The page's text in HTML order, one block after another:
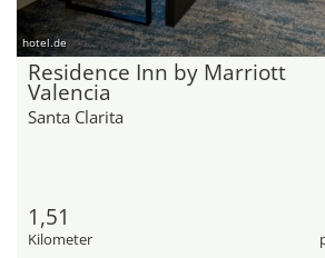
hotel.de
Residence Inn by Marriott
Valencia
Santa Clarita
1,51
Kilometer